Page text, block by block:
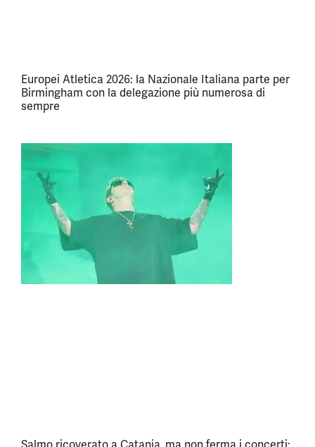
Europei Atletica 2026: la Nazionale Italiana parte per
Birmingham con la delegazione più numerosa di
sempre